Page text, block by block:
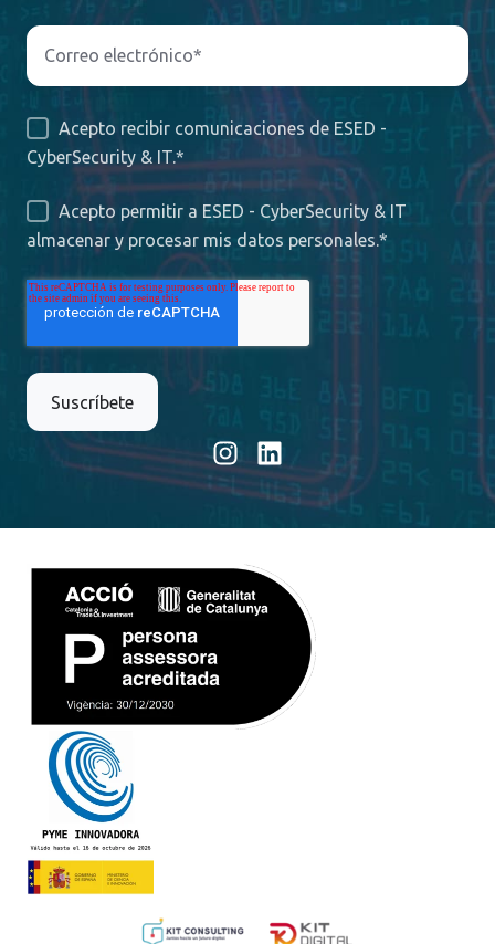
Acepto recibir comunicaciones de ESED -
CyberSecurity & IT.*
Acepto permitir a ESED - CyberSecurity & IT
almacenar y procesar mis datos personales.*